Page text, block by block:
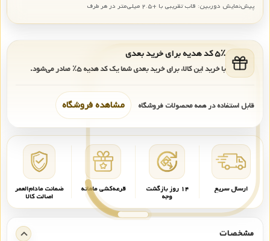
پیش‌نمایش دوربین: قاب تقریبی با +۲.۵ میلی‌متر در هر طرف
۵٪ کد هدیه برای خرید بعدی
با خرید این کالا، برای خرید بعدی شما یک کد هدیه۵٪ صادر می‌شود.
قابل استفاده در همه محصولات فروشگاه مشاهده فروشگاه
ارسال سریع ۱۴ روز بازگشت
وجه
قرعه‌کشی ماهانه ضمانت مادام‌العمر
اصالت کالا
مشخصات